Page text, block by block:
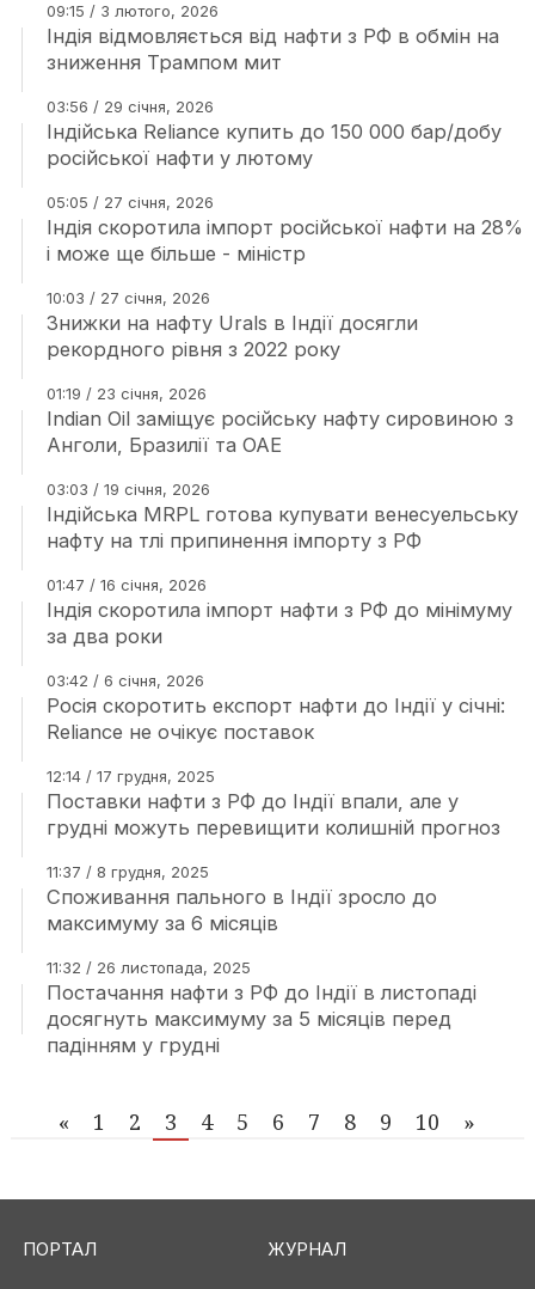
09:15 / 3 лютого, 2026
Індія відмовляється від нафти з РФ в обмін на
зниження Трампом мит
03:56 / 29 січня, 2026
Індійська Reliance купить до 150 000 бар/добу
російської нафти у лютому
05:05 / 27 січня, 2026
Індія скоротила імпорт російської нафти на 28%
і може ще більше - міністр
10:03 / 27 січня, 2026
Знижки на нафту Urals в Індії досягли
рекордного рівня з 2022 року
01:19 / 23 січня, 2026
Indian Oil заміщує російську нафту сировиною з
Анголи, Бразилії та ОАЕ
03:03 / 19 січня, 2026
Індійська MRPL готова купувати венесуельську
нафту на тлі припинення імпорту з РФ
01:47 / 16 січня, 2026
Індія скоротила імпорт нафти з РФ до мінімуму
за два роки
03:42 / 6 січня, 2026
Росія скоротить експорт нафти до Індії у січні:
Reliance не очікує поставок
12:14 / 17 грудня, 2025
Поставки нафти з РФ до Індії впали, але у
грудні можуть перевищити колишній прогноз
11:37 / 8 грудня, 2025
Споживання пального в Індії зросло до
максимуму за 6 місяців
11:32 / 26 листопада, 2025
Постачання нафти з РФ до Індії в листопаді
досягнуть максимуму за 5 місяців перед
падінням у грудні
« 1 2 3 4 5 6 7 8 9 10 »
ПОРТАЛ ЖУРНАЛ